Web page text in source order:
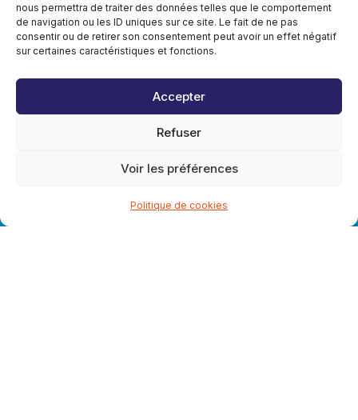
nous permettra de traiter des données telles que le comportement
de navigation ou les ID uniques sur ce site. Le fait de ne pas
consentir ou de retirer son consentement peut avoir un effet négatif
sur certaines caractéristiques et fonctions.
Accepter
Refuser
Voir les préférences
Politique de cookies
Conditions générales
Politique de confidentialité
Politique de cookies